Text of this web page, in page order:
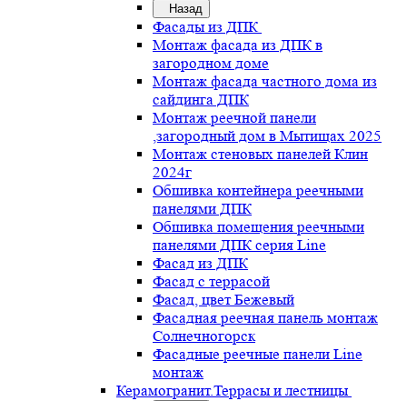
Назад
Фасады из ДПК
Монтаж фасада из ДПК в
загородном доме
Монтаж фасада частного дома из
сайдинга ДПК
Монтаж реечной панели
,загородный дом в Мытищах 2025
Монтаж стеновых панелей Клин
2024г
Обшивка контейнера реечными
панелями ДПК
Обшивка помещения реечными
панелями ДПК серия Line
Фасад из ДПК
Фасад с террасой
Фасад, цвет Бежевый
Фасадная реечная панель монтаж
Солнечногорск
Фасадные реечные панели Line
монтаж
Керамогранит.Террасы и лестницы